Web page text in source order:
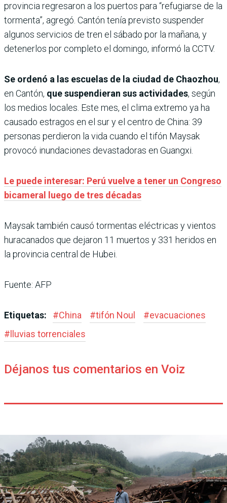
provincia regresaron a los puertos para “refugiarse de la
tormenta”, agregó. Cantón tenía previsto suspender
algunos servicios de tren el sábado por la mañana, y
detenerlos por completo el domingo, informó la CCTV.
Se ordenó a las escuelas de la ciudad de Chaozhou,
en Cantón, que suspendieran sus actividades, según
los medios locales. Este mes, el clima extremo ya ha
causado estragos en el sur y el centro de China: 39
personas perdieron la vida cuando el tifón Maysak
provocó inundaciones devastadoras en Guangxi.
Le puede interesar: Perú vuelve a tener un Congreso
bicameral luego de tres décadas
Maysak también causó tormentas eléctricas y vientos
huracanados que dejaron 11 muertos y 331 heridos en
la provincia central de Hubei.
Fuente: AFP
Etiquetas: #China #tifón Noul #evacuaciones
# lluvias torrenciales
Déjanos tus comentarios en Voiz